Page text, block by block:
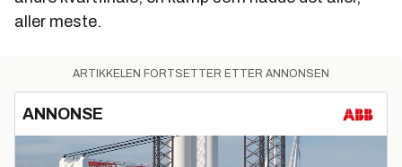
aller meste.
ARTIKKELEN FORTSETTER ETTER ANNONSEN
ANNONSE